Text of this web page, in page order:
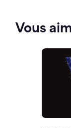
Vous